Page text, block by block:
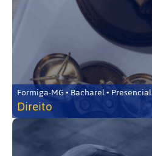
Formiga-MG • Bacharel • Presencial
Direito